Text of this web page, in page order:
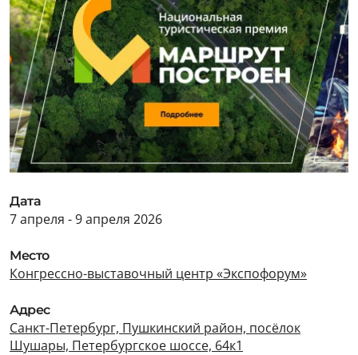
Дата
7 апреля - 9 апреля 2026
Место
Конгрессно-выставочный центр «Экспофорум»
Адрес
Санкт-Петербург, Пушкинский район, посёлок
Шушары, Петербургское шоссе, 64к1